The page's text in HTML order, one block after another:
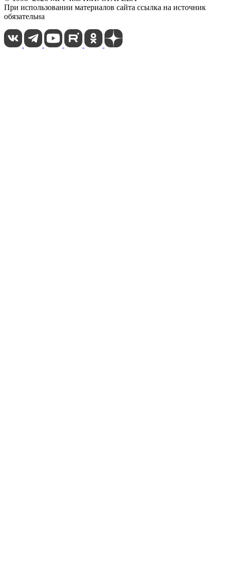
При использовании материалов сайта ссылка на источник
обязательна